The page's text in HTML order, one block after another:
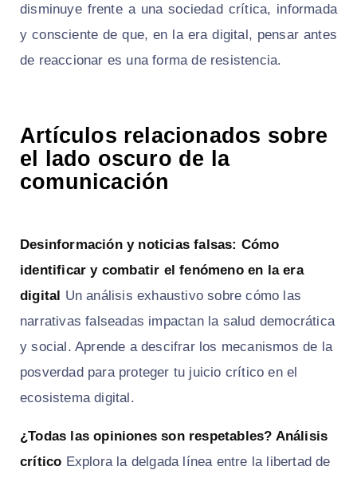
disminuye frente a una sociedad crítica, informada
y consciente de que, en la era digital, pensar antes
de reaccionar es una forma de resistencia.
Artículos relacionados sobre
el lado oscuro de la
comunicación
Desinformación y noticias falsas: Cómo
identificar y combatir el fenómeno en la era
digital Un análisis exhaustivo sobre cómo las
narrativas falseadas impactan la salud democrática
y social. Aprende a descifrar los mecanismos de la
posverdad para proteger tu juicio crítico en el
ecosistema digital.
¿Todas las opiniones son respetables? Análisis
crítico Explora la delgada línea entre la libertad de